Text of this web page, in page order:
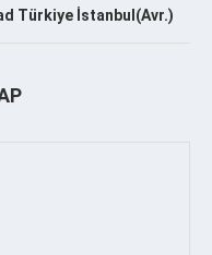
Türkiye İstanbul(Avr.)